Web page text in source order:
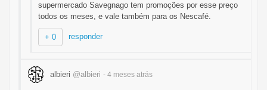
supermercado Savegnago tem promoções por esse preço
todos os meses, e vale também para os Nescafé.
+ 0 responder
albieri @albieri - 4 meses atrás